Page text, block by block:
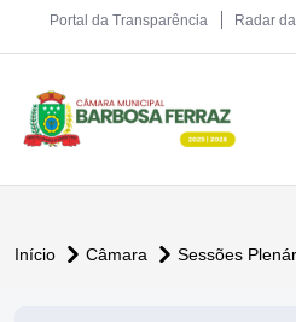
Portal da Transparência Radar
Início Câmara Sessões